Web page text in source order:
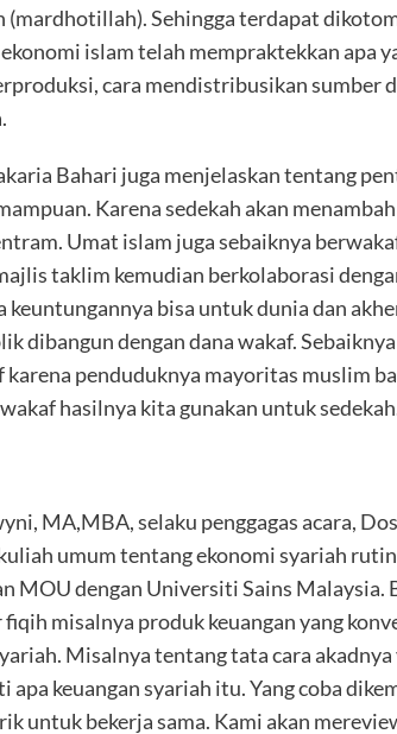
(mardhotillah). Sehingga terdapat
islam telah mempraktekkan apa
cara mendistribusikan sumber
Bahari juga menjelaskan tentang
Karena sedekah akan
Umat islam juga sebaiknya
taklim kemudian berkolaborasi
keuntungannya bisa untuk dunia dan
dibangun dengan dana wakaf.
karena penduduknya mayoritas muslim
hasilnya kita gunakan untuk
MA,MBA, selaku penggagas acara,
umum tentang ekonomi syariah
MOU dengan Universiti Sains Malaysia.
fiqih misalnya produk keuangan yang
Misalnya tentang tata cara
apa keuangan syariah itu. Yang coba
untuk bekerja sama. Kami akan